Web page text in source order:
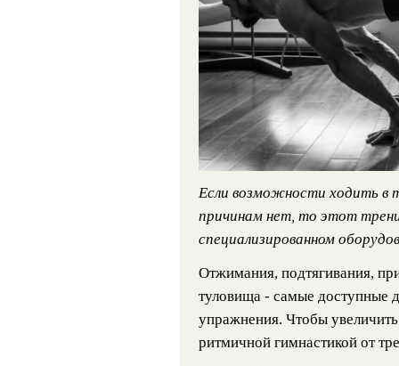
Если возможности ходить в
причинам нет, то этот
специализированном
Отжимания, подтягивания,
туловища - самые доступные
упражнения. Чтобы
ритмичной гимнастикой от